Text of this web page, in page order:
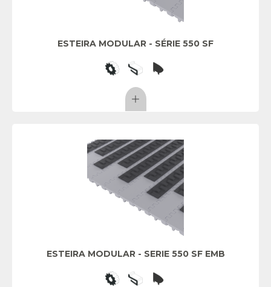
ESTEIRA MODULAR - SÉRIE 550 SF
ESTEIRA MODULAR - SERIE 550 SF EMB